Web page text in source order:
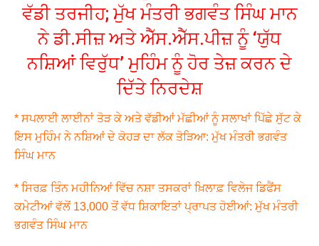
ਵੱਡੀ ਤਰਜੀਹ; ਮੁੱਖ ਮੰਤਰੀ ਭਗਵੰਤ ਸਿੰਘ ਮਾਨ
ਨੇ ਡੀ.ਸੀਜ਼ ਅਤੇ ਐੱਸ.ਐੱਸ.ਪੀਜ਼ ਨੂੰ ‘ਯੁੱਧ
ਨਸ਼ਿਆਂ ਵਿਰੁੱਧ’ ਮੁਹਿੰਮ ਨੂੰ ਹੋਰ ਤੇਜ਼ ਕਰਨ ਦੇ
ਦਿੱਤੇ ਨਿਰਦੇਸ਼
* ਸਪਲਾਈ ਲਾਈਨਾਂ ਤੋੜ ਕੇ ਅਤੇ ਵੱਡੀਆਂ ਮੱਛੀਆਂ ਨੂੰ ਸਲਾਖਾਂ ਪਿੱਛੇ ਸੁੱਟ ਕੇ
ਇਸ ਮੁਹਿੰਮ ਨੇ ਨਸ਼ਿਆਂ ਦੇ ਕੋਹੜ ਦਾ ਲੱਕ ਤੋੜਿਆ: ਮੁੱਖ ਮੰਤਰੀ ਭਗਵੰਤ
ਸਿੰਘ ਮਾਨ
* ਸਿਰਫ਼ ਤਿੰਨ ਮਹੀਨਿਆਂ ਵਿੱਚ ਨਸ਼ਾ ਤਸਕਰਾਂ ਖ਼ਿਲਾਫ਼ ਵਿਲੇਜ ਡਿਫੈਂਸ
ਕਮੇਟੀਆਂ ਵੱਲੋਂ 13,000 ਤੋਂ ਵੱਧ ਸ਼ਿਕਾਇਤਾਂ ਪ੍ਰਾਪਤ ਹੋਈਆਂ: ਮੁੱਖ ਮੰਤਰੀ
ਭਗਵੰਤ ਸਿੰਘ ਮਾਨ